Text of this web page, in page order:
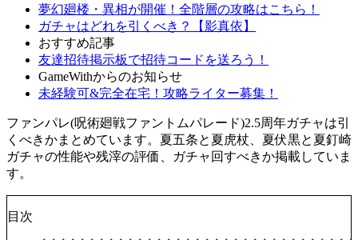
夢幻廻楼・異相が開催！全階層の攻略はこちら！
ガチャはどれを引くべき？【影真依】
おすすめ記事
友達招待掲示板で招待コードを送ろう！
GameWithからのお知らせ
未経験可&完全在宅！攻略ライター募集！
ファンパレ(呪術廻戦ファントムパレード)2.5周年ガチャは引
くべきかまとめています。夏五条と夏虎杖、夏伏黒と夏釘崎
ガチャの性能や残滓の評価、ガチャ回すべきか掲載していま
す。
目次